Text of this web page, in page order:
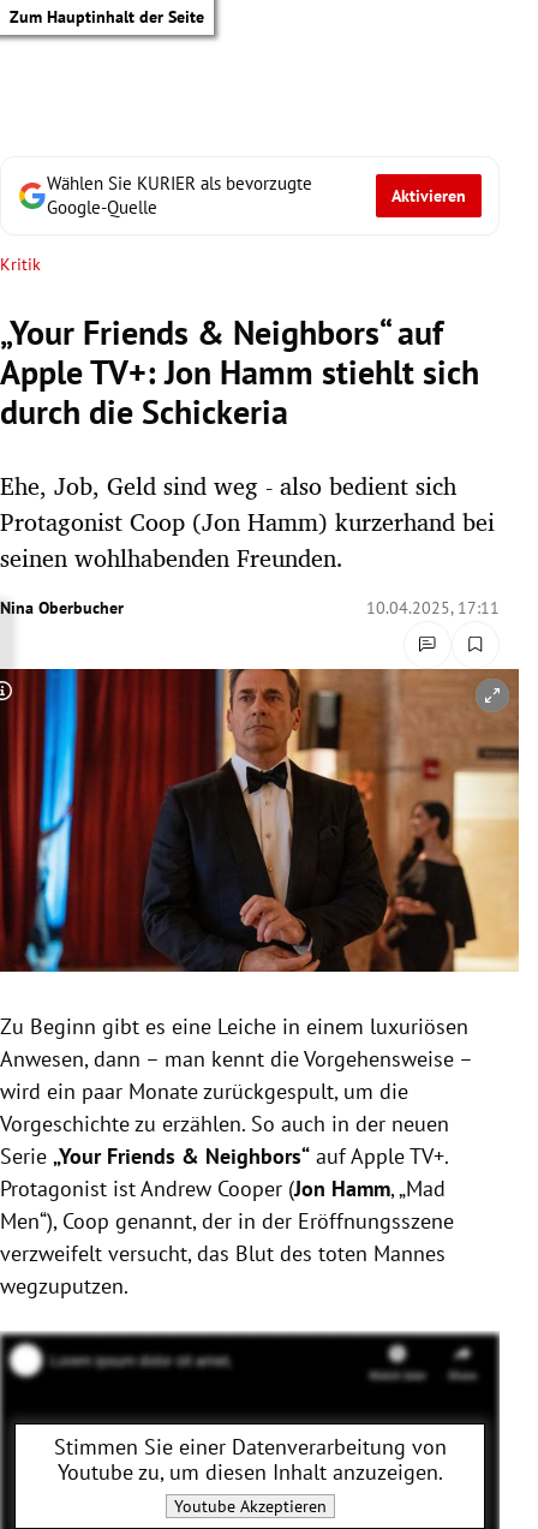
Zum Hauptinhalt der Seite
Untermenü
Untermenü
Untermenü
Untermenü
Untermenü
Untermenü
Untermenü
Untermenü
Untermenü
Untermenü
Wählen Sie KURIER als bevorzugte
Google-Quelle
Aktivieren
Kritik
„Your Friends & Neighbors“ auf
Apple TV+: Jon Hamm stiehlt sich
durch die Schickeria
Ehe, Job, Geld sind weg - also bedient sich
Protagonist Coop (Jon Hamm) kurzerhand bei
seinen wohlhabenden Freunden.
Nina Oberbucher 10.04.2025, 17:11
Copyright-Hinweis öffnen/schließen
Zu Beginn gibt es eine Leiche in einem luxuriösen
Anwesen, dann – man kennt die Vorgehensweise –
wird ein paar Monate zurückgespult, um die
Vorgeschichte zu erzählen. So auch in der neuen
Serie „Your Friends & Neighbors“ auf Apple TV+.
Protagonist ist Andrew Cooper (Jon Hamm, „Mad
Men“), Coop genannt, der in der Eröffnungsszene
verzweifelt versucht, das Blut des toten Mannes
wegzuputzen.
Stimmen Sie einer Datenverarbeitung von
Youtubezu, um diesen Inhalt anzuzeigen.
YoutubeAkzeptieren